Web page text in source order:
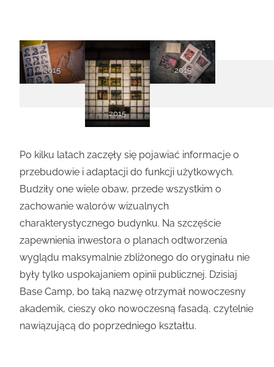
2015
2015
2015
Po kilku latach zaczęły się pojawiać informacje o
przebudowie i adaptacji do funkcji użytkowych.
Budziły one wiele obaw, przede wszystkim o
zachowanie walorów wizualnych
charakterystycznego budynku. Na szczęście
zapewnienia inwestora o planach odtworzenia
wyglądu maksymalnie zbliżonego do oryginału nie
były tylko uspokajaniem opinii publicznej. Dzisiaj
Base Camp, bo taką nazwę otrzymał nowoczesny
akademik, cieszy oko nowoczesną fasadą, czytelnie
nawiązującą do poprzedniego kształtu.